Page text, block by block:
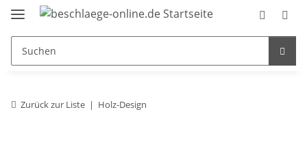
Zurück zur Liste Holz-Design